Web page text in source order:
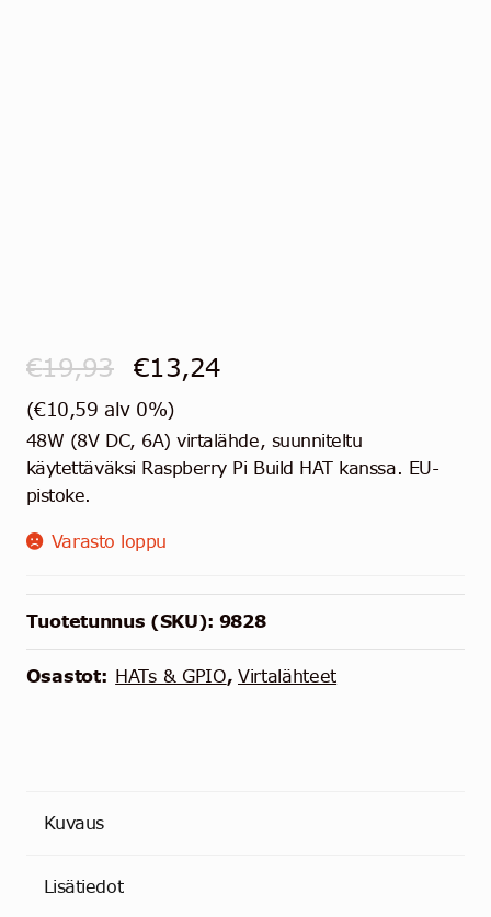
€19,93 Alkuperäinen
hinta
oli:
€19,93.
€13,24Nykyinen
on:
€13,24.
(€10,59 alv 0%)
48W (8V DC, 6A) virtalähde, suunniteltu
käytettäväksi Raspberry Pi Build HAT kanssa. EU-
pistoke.
Varasto loppu
Tuotetunnus (SKU): 9828
Osastot: HATs & GPIO, Virtalähteet
Kuvaus
Lisätiedot